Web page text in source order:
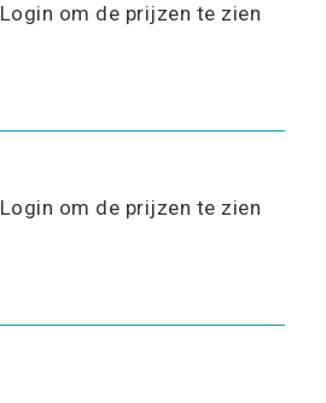
Login om de prijzen te zien
Login om de prijzen te zien